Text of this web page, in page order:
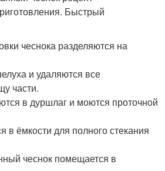
чеснока разделяются на
и удаляются все
части.
в дуршлаг и моются проточной
в ёмкости для полного стекания
чеснок помещается в